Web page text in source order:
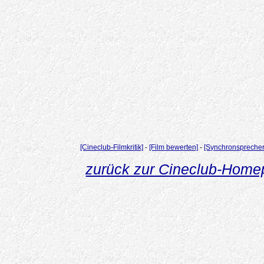
[Cineclub-Filmkritik] - [Film bewerten] -
zurück zur Cineclub-